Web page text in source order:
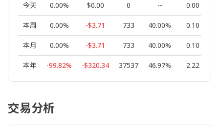
今天 0.00% $0.00 0 -- 0.00
本周 0.00% -$3.71 733 40.00% 0.10
本月 0.00% -$3.71 733 40.00% 0.10
本年 -99.82% -$320.34 37537 46.97% 2.22
交易分析